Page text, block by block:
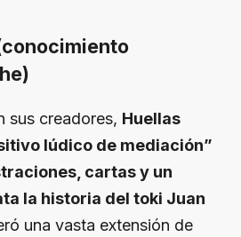
sus creadores, Huellas
lúdico de mediación”
cartas y un
la historia del toki Juan
una vasta extensión de